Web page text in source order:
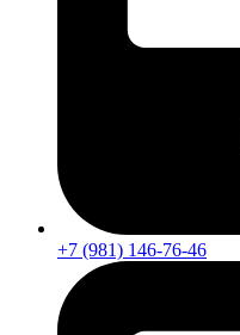
+7 (981) 146-76-46